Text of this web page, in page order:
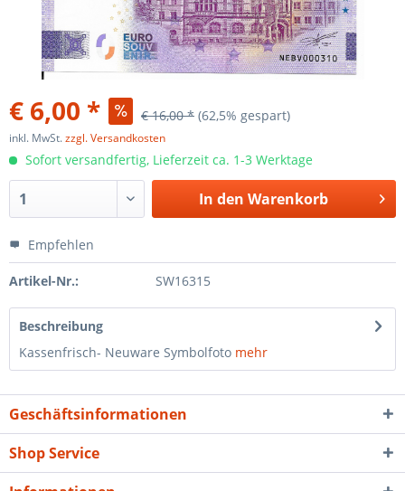
€ 6,00 * € 16,00 * (62,5% gespart)
inkl. MwSt.zzgl. Versandkosten
Sofort versandfertig, Lieferzeit ca. 1-3 Werktage
In den Warenkorb
Empfehlen
Artikel-Nr.: SW16315
Beschreibung
Kassenfrisch- Neuware Symbolfoto mehr
Geschäftsinformationen
Shop Service